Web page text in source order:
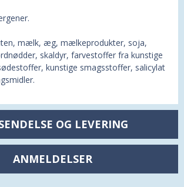
mælk, æg, mælkeprodukter, soja,
skaldyr, farvestoffer fra kunstige
kunstige smagsstoffer, salicylat
OG LEVERING
ANMELDELSER